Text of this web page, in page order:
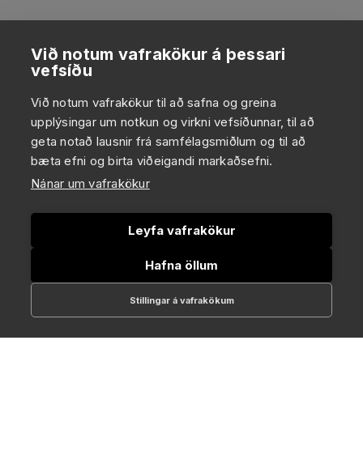
Við notum vafrakökur á þessari
vefsíðu
Við notum vafrakökur til að safna og greina
upplýsingar um notkun og virkni vefsíðunnar, til að
geta notað lausnir frá samfélagsmiðlum og til að
bæta efni og birta viðeigandi markaðsefni.
Nánar um vafrakökur
Leyfa vafrakökur
Hafna öllum
Stillingar á vafrakökum